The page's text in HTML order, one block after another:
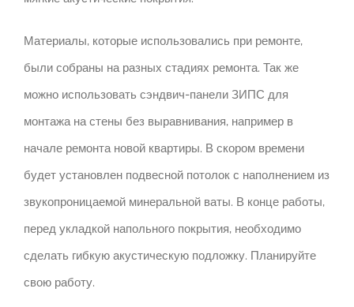
Материалы, которые использовались при ремонте,
были собраны на разных стадиях ремонта. Так же
можно использовать сэндвич-панели ЗИПС для
монтажа на стены без выравнивания, например в
начале ремонта новой квартиры. В скором времени
будет установлен подвесной потолок с наполнением из
звукопроницаемой минеральной ваты. В конце работы,
перед укладкой напольного покрытия, необходимо
сделать гибкую акустическую подложку. Планируйте
свою работу.